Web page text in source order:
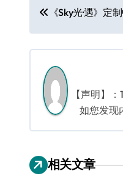
章
导
航
《Sky光·遇》定
【声明】
如您发现
相关文章